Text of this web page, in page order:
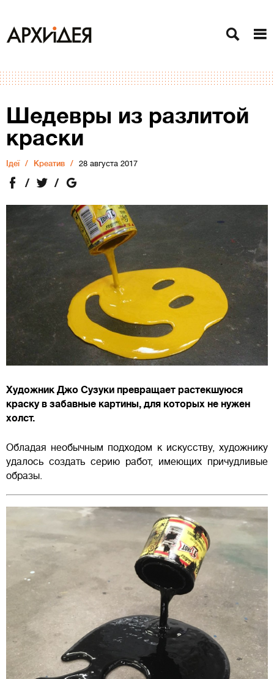
Шедевры из разлитой
краски
Ідеї Креатив 28 августа 2017
Художник Джо Сузуки превращает растекшуюся
краску в забавные картины, для которых не нужен
холст.
Обладая необычным подходом к искусству, художнику
удалось создать серию работ, имеющих причудливые
образы.